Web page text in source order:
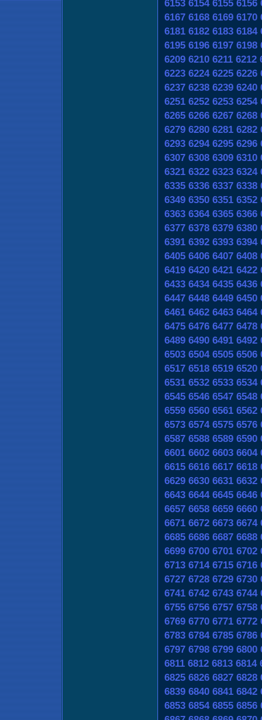
6153 6154 6155 6156
6167 6168 6169 6170
6181 6182 6183 6184
6195 6196 6197 6198
6209 6210 6211 6212
6223 6224 6225 6226
6237 6238 6239 6240
6251 6252 6253 6254
6265 6266 6267 6268
6279 6280 6281 6282
6293 6294 6295 6296
6307 6308 6309 6310
6321 6322 6323 6324
6335 6336 6337 6338
6349 6350 6351 6352
6363 6364 6365 6366
6377 6378 6379 6380
6391 6392 6393 6394
6405 6406 6407 6408
6419 6420 6421 6422
6433 6434 6435 6436
6447 6448 6449 6450
6461 6462 6463 6464
6475 6476 6477 6478
6489 6490 6491 6492
6503 6504 6505 6506
6517 6518 6519 6520
6531 6532 6533 6534
6545 6546 6547 6548
6559 6560 6561 6562
6573 6574 6575 6576
6587 6588 6589 6590
6601 6602 6603 6604
6615 6616 6617 6618
6629 6630 6631 6632
6643 6644 6645 6646
6657 6658 6659 6660
6671 6672 6673 6674
6685 6686 6687 6688
6699 6700 6701 6702
6713 6714 6715 6716
6727 6728 6729 6730
6741 6742 6743 6744
6755 6756 6757 6758
6769 6770 6771 6772
6783 6784 6785 6786
6797 6798 6799 6800
6811 6812 6813 6814
6825 6826 6827 6828
6839 6840 6841 6842
6853 6854 6855 6856